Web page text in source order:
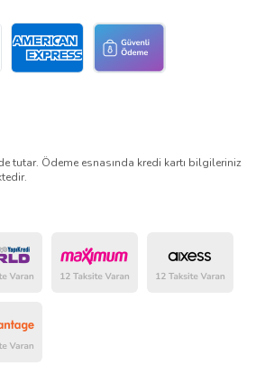
tutar. Ödeme esnasında kredi kartı bilgileriniz